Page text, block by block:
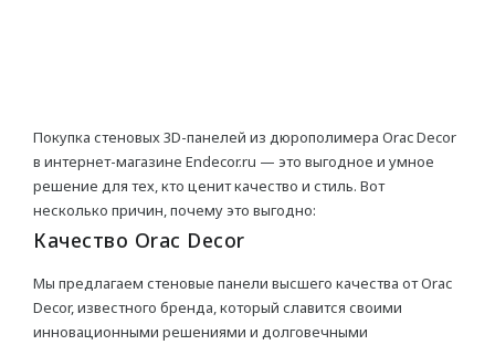
КЛЕИ
Шпатлёвка
Swiss Lake
Покупка стеновых 3D-панелей из дюрополимера Orac Decor
в интернет-магазине Endecor.ru — это выгодное и умное
решение для тех, кто ценит качество и стиль. Вот
несколько причин, почему это выгодно:
Качество Orac Decor
Мы предлагаем стеновые панели высшего качества от Orac
Decor, известного бренда, который славится своими
инновационными решениями и долговечными